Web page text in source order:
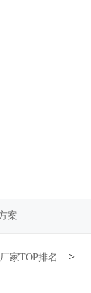
案
家TOP排名
>